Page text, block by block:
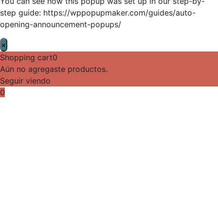
step guide: https://wppopupmaker.com/guides/auto-
opening-announcement-popups/
×
Shopping cart0
Aún no agregaste productos.
Seguir viendo
0